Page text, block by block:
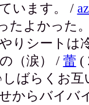
います。 /
たよかった
りシートは
（涙） / 蕾 (
しばらくお
からバイバ